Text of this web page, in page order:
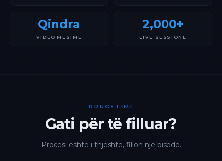
Qindra
VIDEO MËSIME
2,000+
LIVE SESSIONE
RRUGËTIMI
Gati për të filluar?
Procesi është i thjeshtë, fillon një bisedë.